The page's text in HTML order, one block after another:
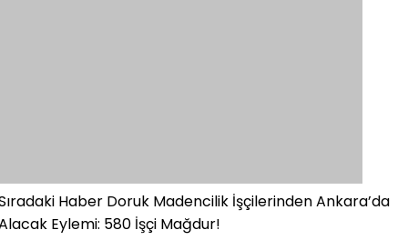
Haber Doruk Madencilik İşçilerinden Ankara’da
Eylemi: 580 İşçi Mağdur!